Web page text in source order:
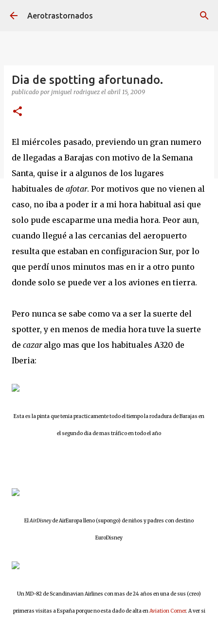
Ir al contenido principal
Aerotrastornados
Dia de spotting afortunado.
publicado por jmiguel rodriguez el abril 15, 2009
El miércoles pasado, previendo un gran numero
de llegadas a Barajas con motivo de la Semana
Santa, quise ir a algunos de los lugares
habituales de afotar. Por motivos que no vienen al
caso, no iba a poder ir a mi hora habitual asi que
solo pude escaparme una media hora. Peor aun,
cuando llegué a las cercanias del aeropuerto
resulta que estaban en configuracion Sur, por lo
que perdí unos minutos mas en ir a otro punto
donde solo se puede ver a los aviones en tierra.
Pero nunca se sabe como va a ser la suerte del
spotter, y en menos de media hora tuve la suerte
de cazaralgo mas que los habituales A320 de
Iberia:
Esta es la pinta que tenia practicamente todo el tiempo la rodadura de Barajas en
el segundo dia de mas tráfico en todo el año
ElAirDisneyde AirEuropa lleno (supongo) de niños y padres con destino
EuroDisney
Un MD-82 de Scandinavian Airlines con mas de 24 años en una de sus (creo)
primeras visitas a España porque no esta dado de alta enAviation Corner. A ver si